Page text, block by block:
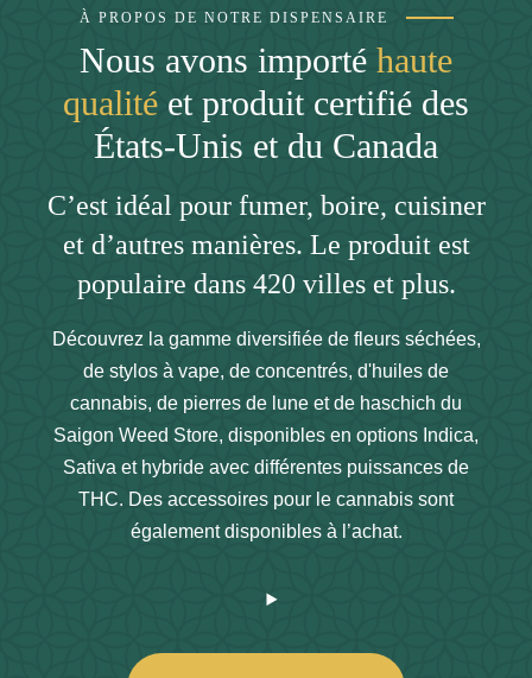
À PROPOS DE NOTRE DISPENSAIRE
Nous avons importé haute
qualité et produit certifié des
États-Unis et du Canada
C’est idéal pour fumer, boire, cuisiner
et d’autres manières. Le produit est
populaire dans 420 villes et plus.
Découvrez la gamme diversifiée de fleurs séchées,
de stylos à vape, de concentrés, d'huiles de
cannabis, de pierres de lune et de haschich du
Saigon Weed Store, disponibles en options Indica,
Sativa et hybride avec différentes puissances de
THC. Des accessoires pour le cannabis sont
également disponibles à l’achat.